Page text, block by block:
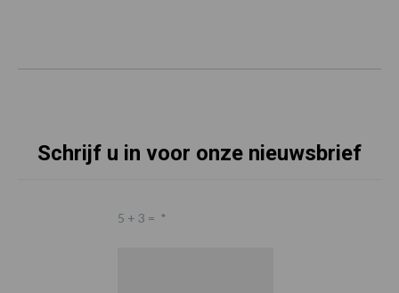
Schrijf u in voor onze nieuwsbrief
5 + 3 = *